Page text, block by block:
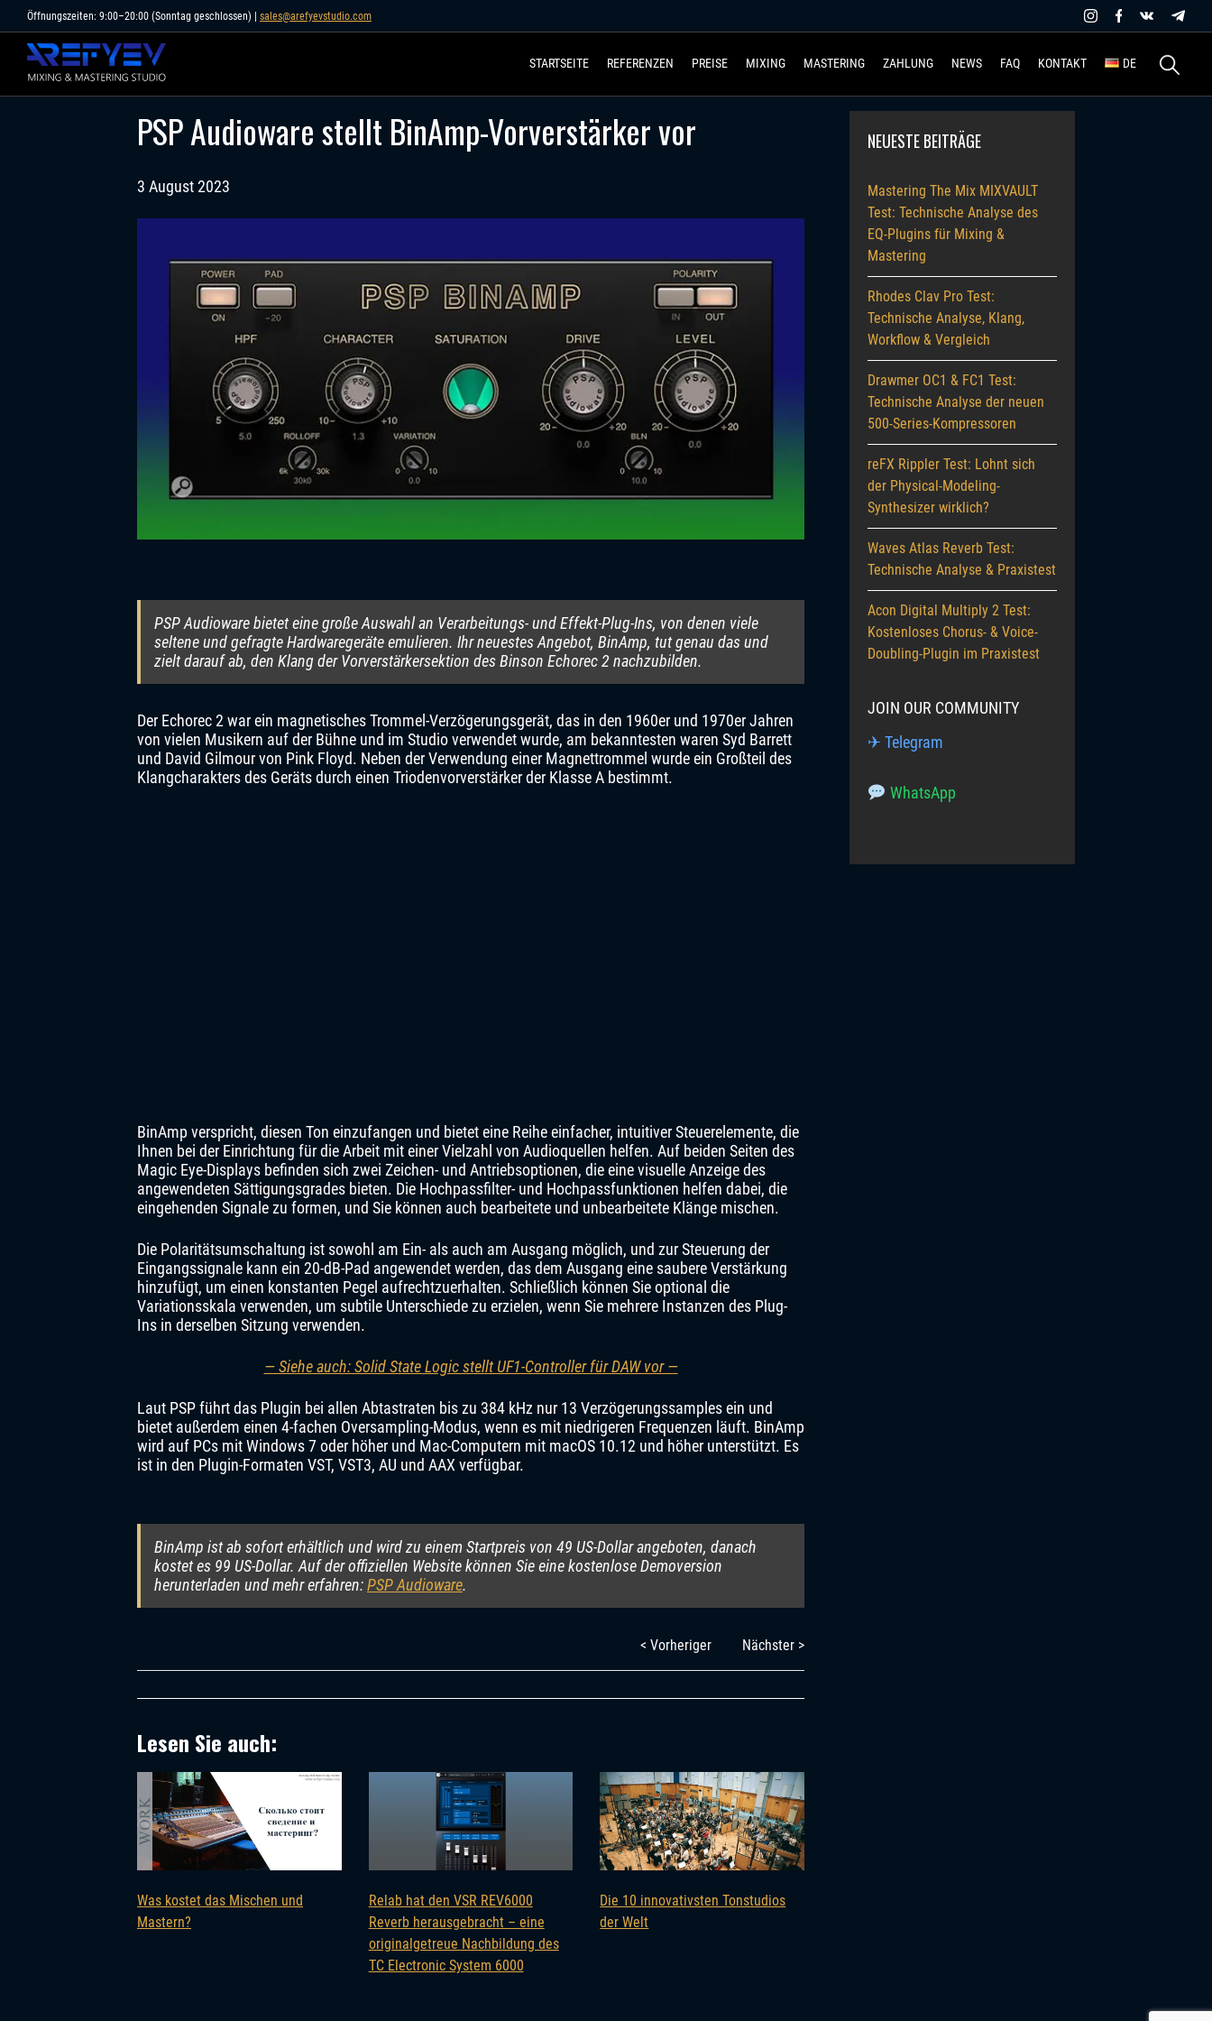
to
content
Öffnungszeiten: 9:00–20:00 (Sonntag geschlossen) | sales@arefyevstudio.com
STARTSEITE REFERENZEN PREISE MIXING MASTERING ZAHLUNG NEWS FAQ KONTAKT DE
Suchen
nach:
PSP Audioware stellt BinAmp-Vorverstärker vor
3 August 2023
PSP Audioware bietet eine große Auswahl an Verarbeitungs- und Effekt-Plug-Ins, von denen viele
seltene und gefragte Hardwaregeräte emulieren. Ihr neuestes Angebot, BinAmp, tut genau das und
zielt darauf ab, den Klang der Vorverstärkersektion des Binson Echorec 2 nachzubilden.
Der Echorec 2 war ein magnetisches Trommel-Verzögerungsgerät, das in den 1960er und 1970er Jahren
von vielen Musikern auf der Bühne und im Studio verwendet wurde, am bekanntesten waren Syd Barrett
und David Gilmour von Pink Floyd. Neben der Verwendung einer Magnettrommel wurde ein Großteil des
Klangcharakters des Geräts durch einen Triodenvorverstärker der Klasse A bestimmt.
BinAmp verspricht, diesen Ton einzufangen und bietet eine Reihe einfacher, intuitiver Steuerelemente, die
Ihnen bei der Einrichtung für die Arbeit mit einer Vielzahl von Audioquellen helfen. Auf beiden Seiten des
Magic Eye-Displays befinden sich zwei Zeichen- und Antriebsoptionen, die eine visuelle Anzeige des
angewendeten Sättigungsgrades bieten. Die Hochpassfilter- und Hochpassfunktionen helfen dabei, die
eingehenden Signale zu formen, und Sie können auch bearbeitete und unbearbeitete Klänge mischen.
Die Polaritätsumschaltung ist sowohl am Ein- als auch am Ausgang möglich, und zur Steuerung der
Eingangssignale kann ein 20-dB-Pad angewendet werden, das dem Ausgang eine saubere Verstärkung
hinzufügt, um einen konstanten Pegel aufrechtzuerhalten. Schließlich können Sie optional die
Variationsskala verwenden, um subtile Unterschiede zu erzielen, wenn Sie mehrere Instanzen des Plug-
Ins in derselben Sitzung verwenden.
— Siehe auch: Solid State Logic stellt UF1-Controller für DAW vor —
Laut PSP führt das Plugin bei allen Abtastraten bis zu 384 kHz nur 13 Verzögerungssamples ein und
bietet außerdem einen 4-fachen Oversampling-Modus, wenn es mit niedrigeren Frequenzen läuft. BinAmp
wird auf PCs mit Windows 7 oder höher und Mac-Computern mit macOS 10.12 und höher unterstützt. Es
ist in den Plugin-Formaten VST, VST3, AU und AAX verfügbar.
BinAmp ist ab sofort erhältlich und wird zu einem Startpreis von 49 US-Dollar angeboten, danach
kostet es 99 US-Dollar. Auf der offiziellen Website können Sie eine kostenlose Demoversion
herunterladen und mehr erfahren:PSP Audioware.
< Vorheriger Nächster >
Lesen Sie auch:
Was kostet das Mischen und
Mastern?
Relab hat den VSR REV6000
Reverb herausgebracht – eine
originalgetreue Nachbildung des
TC Electronic System 6000
Die 10 innovativsten Tonstudios
der Welt
NEUESTE BEITRÄGE
Mastering The Mix MIXVAULT
Test: Technische Analyse des
EQ-Plugins für Mixing &
Mastering
Rhodes Clav Pro Test:
Technische Analyse, Klang,
Workflow & Vergleich
Drawmer OC1 & FC1 Test:
Technische Analyse der neuen
500-Series-Kompressoren
reFX Rippler Test: Lohnt sich
der Physical-Modeling-
Synthesizer wirklich?
Waves Atlas Reverb Test:
Technische Analyse & Praxistest
Acon Digital Multiply 2 Test:
Kostenloses Chorus- & Voice-
Doubling-Plugin im Praxistest
JOIN OUR COMMUNITY
✈ Telegram
WhatsApp